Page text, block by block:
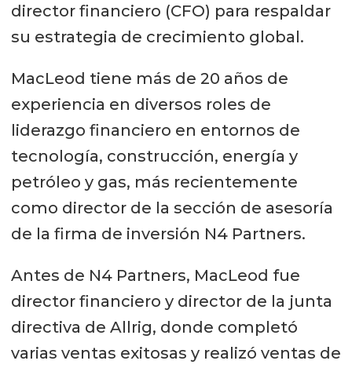
director financiero (CFO) para respaldar
su estrategia de crecimiento global.
MacLeod tiene más de 20 años de
experiencia en diversos roles de
liderazgo financiero en entornos de
tecnología, construcción, energía y
petróleo y gas, más recientemente
como director de la sección de asesoría
de la firma de inversión N4 Partners.
Antes de N4 Partners, MacLeod fue
director financiero y director de la junta
directiva de Allrig, donde completó
varias ventas exitosas y realizó ventas de